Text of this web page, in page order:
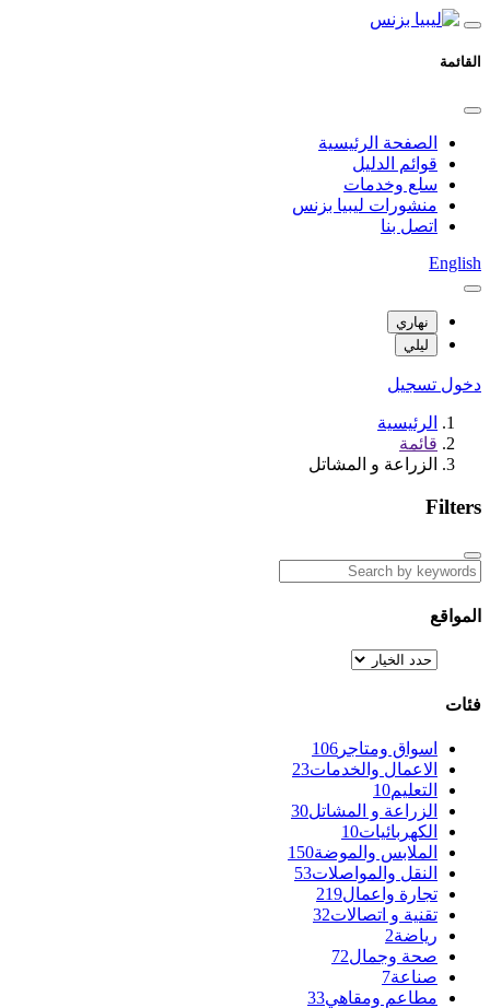
القائمة
الصفحة الرئيسية
قوائم الدليل
سلع وخدمات
منشورات ليبيا بزنس
اتصل بنا
English
نهاري
ليلي
دخول تسجيل
الرئيسية
قائمة
الزراعة و المشاتل
Filters
المواقع
فئات
اسواق ومتاجر 106
الاعمال والخدمات23
التعليم10
الزراعة و المشاتل30
الكهربائيات10
الملابس والموضة150
النقل والمواصلات53
تجارة واعمال219
تقنية و اتصالات32
رياضة2
صحة وجمال72
صناعة7
مطاعم ومقاهي33